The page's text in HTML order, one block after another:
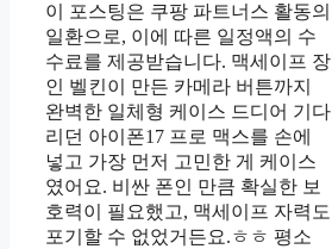
이 포스팅은 쿠팡 파트너스 활동의
일환으로, 이에 따른 일정액의 수
수료를 제공받습니다. 맥세이프 장
인 벨킨이 만든 카메라 버튼까지
완벽한 일체형 케이스 드디어 기다
리던 아이폰17 프로 맥스를 손에
넣고 가장 먼저 고민한 게 케이스
였어요. 비싼 폰인 만큼 확실한 보
호력이 필요했고, 맥세이프 자력도
포기할 수 없었거든요.ㅎㅎ 평소